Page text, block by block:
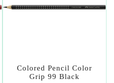
Colored Pencil Color
Grip 99 Black